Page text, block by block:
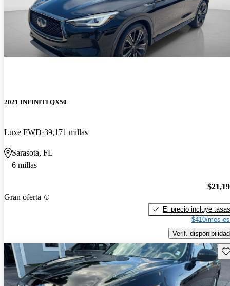
2021 INFINITI QX50
Luxe FWD 39,171 millas
Sarasota, FL
6 millas
Gran oferta
El precio incluye tasas
$410/mes
Verif. disponibilidad